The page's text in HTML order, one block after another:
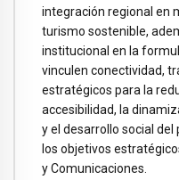
integración regional en
turismo sostenible,
institucional en la
vinculen conectividad,
estratégicos para la
accesibilidad, la
y el desarrollo social del
los objetivos
y Comunicaciones.